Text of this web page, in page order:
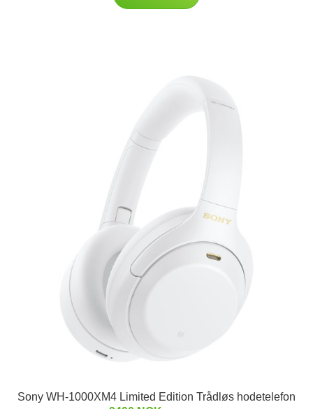
Sony WH-1000XM4 Limited Edition Trådløs hodetelefon